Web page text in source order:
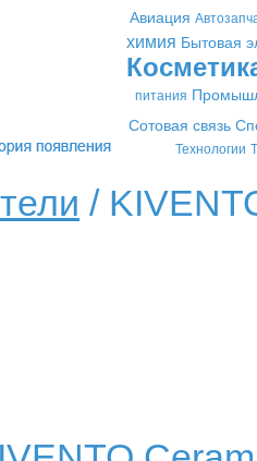
Авиация
химия Бытовая
питания
Сотовая связь
Технологии
/